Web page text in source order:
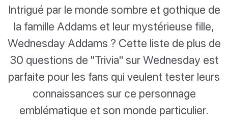
Intrigué par le monde sombre et gothique de
la famille Addams et leur mystérieuse fille,
Wednesday Addams ? Cette liste de plus de
30 questions de "Trivia" sur Wednesday est
parfaite pour les fans qui veulent tester leurs
connaissances sur ce personnage
emblématique et son monde particulier.